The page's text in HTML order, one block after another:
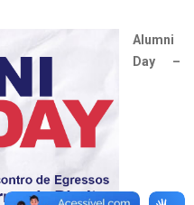
Alumni
Day –